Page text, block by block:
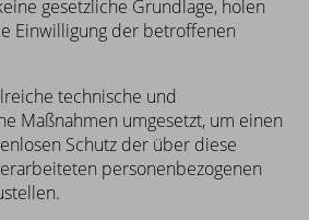
gesetzliche Grundlage, holen
Einwilligung der betroffenen
technische und
Maßnahmen umgesetzt, um einen
Schutz der über diese
personenbezogenen